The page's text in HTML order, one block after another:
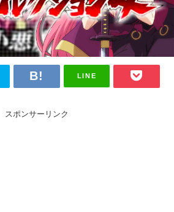
LINE
スポンサーリンク